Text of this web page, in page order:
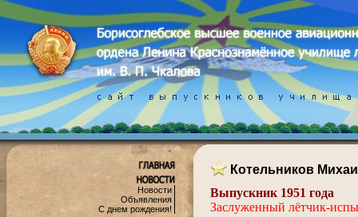
Новости
Объявления
С днем рождения!
Котельников
Выпускник 1951 года
Заслуженный лётчик-